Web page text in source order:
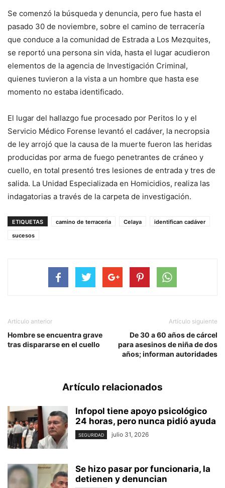
Se comenzó la búsqueda y denuncia, pero fue hasta el
pasado 30 de noviembre, sobre el camino de terracería
que conduce a la comunidad de Estrada a Los Mezquites,
se reportó una persona sin vida, hasta el lugar acudieron
elementos de la agencia de Investigación Criminal,
quienes tuvieron a la vista a un hombre que hasta ese
momento no estaba identificado.
El lugar del hallazgo fue procesado por Peritos lo y el
Servicio Médico Forense levantó el cadáver, la necropsia
de ley arrojó que la causa de la muerte fueron las heridas
producidas por arma de fuego penetrantes de cráneo y
cuello, en total presentó tres lesiones de entrada y tres de
salida. La Unidad Especializada en Homicidios, realiza las
indagatorias a través de la carpeta de investigación.
ETIQUETAS camino de terraceria Celaya
identifican cadáver
sucesos
Artículo anterior
Hombre se encuentra grave
tras dispararse en el cuello
Artículo siguiente
De 30 a 60 años de cárcel
para asesinos de niña de dos
años; informan autoridades
Artículo relacionados
Infopol tiene apoyo psicológico
24 horas, pero nunca pidió ayuda
SEGURIDAD julio 31, 2026
Se hizo pasar por funcionaria, la
detienen y denuncian